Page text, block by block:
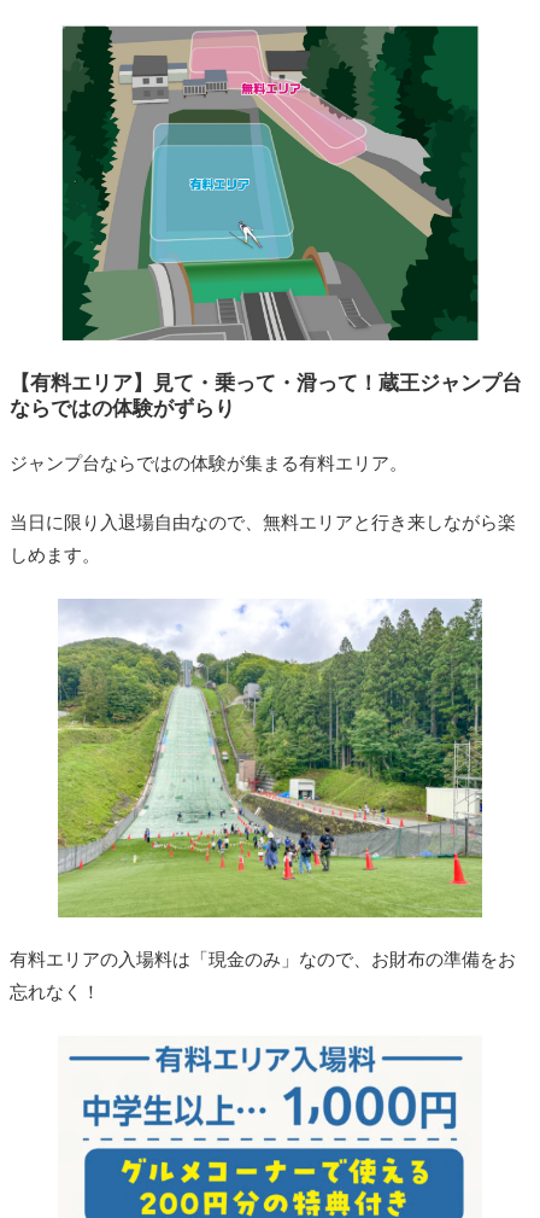
【有料エリア】見て・乗って・滑って！蔵王ジャンプ台
ならではの体験がずらり
ジャンプ台ならではの体験が集まる有料エリア。
当日に限り入退場自由なので、無料エリアと行き来しながら楽
しめます。
有料エリアの入場料は「現金のみ」なので、お財布の準備をお
忘れなく！